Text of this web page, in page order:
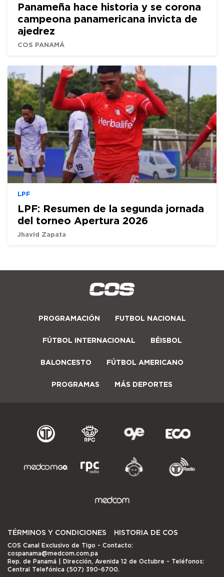
Panameña hace historia y se corona
campeona panamericana invicta de
ajedrez
COS PANAMÁ
LPF
LPF: Resumen de la segunda jornada
del torneo Apertura 2026
Jhavid Zapata
PROGRAMACIÓN FUTBOL NACIONAL
FÚTBOL INTERNACIONAL BÉISBOL
BALONCESTO FÚTBOL AMERICANO
PROGRAMAS MÁS DEPORTES
TÉRMINOS Y CONDICIONES HISTORIA DE COS
COS Canal Exclusivo de Tigo - Contacto:
cospanama@medcom.com.pa
Rep. de Panamá | Dirección, Avenida 12 de Octubre - Teléfonos:
Central Telefónica (507) 390-6700.